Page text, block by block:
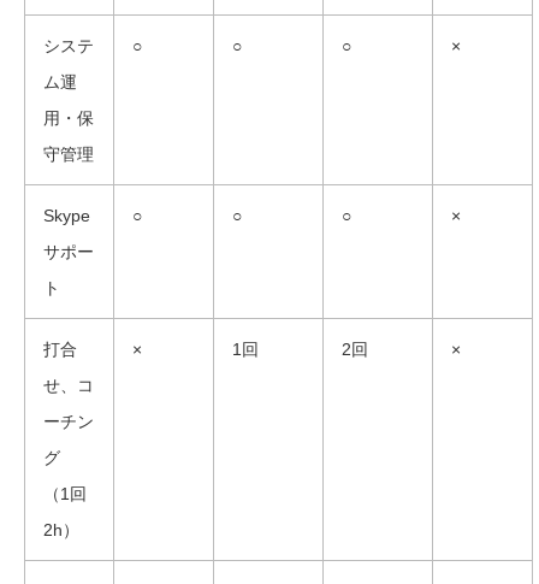
システ
ム運
用・保
守管理
○ ○ ○ ×
Skype
サポー
ト
○ ○ ○ ×
打合
せ、コ
ーチン
グ
（1回
2h）
× 1回 2回 ×